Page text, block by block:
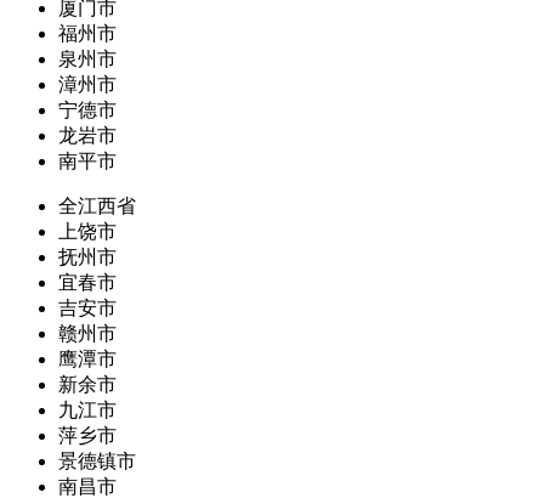
厦门市
福州市
泉州市
漳州市
宁德市
龙岩市
南平市
全江西省
上饶市
抚州市
宜春市
吉安市
赣州市
鹰潭市
新余市
九江市
萍乡市
景德镇市
南昌市